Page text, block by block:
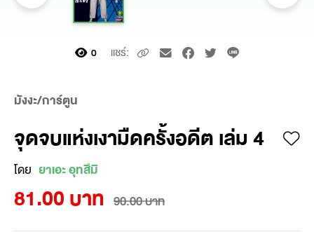
0 แชร์:
มังงะ/การ์ตูน
จุดจบแห่งเงามืดครั้งอดีต เล่ม 4
โดย ยาเอะ อุทสึมิ
81.00 บาท 90.00 บาท